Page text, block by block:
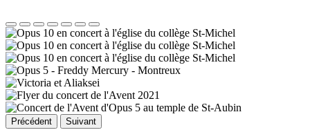
Précédent Suivant